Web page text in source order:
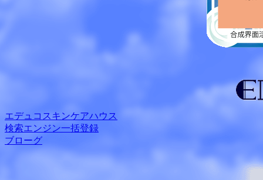
エデュコスキンケアハウス
検索エンジン一括登録
ブローグ